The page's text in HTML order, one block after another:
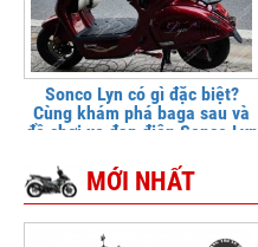
Sonco Lyn có gì đặc biệt?
Cùng khám phá baga sau và
đồ chơi xe đạp điện Sonco Lyn
MỚI NHẤT